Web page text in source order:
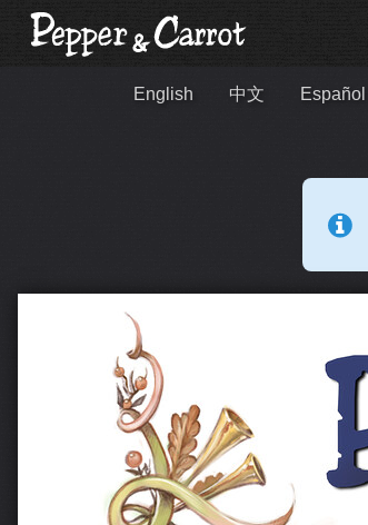
English 中文 Español